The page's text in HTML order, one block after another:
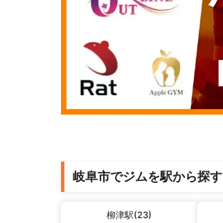
岐阜市でジムを駅から探す
柳津駅(23)